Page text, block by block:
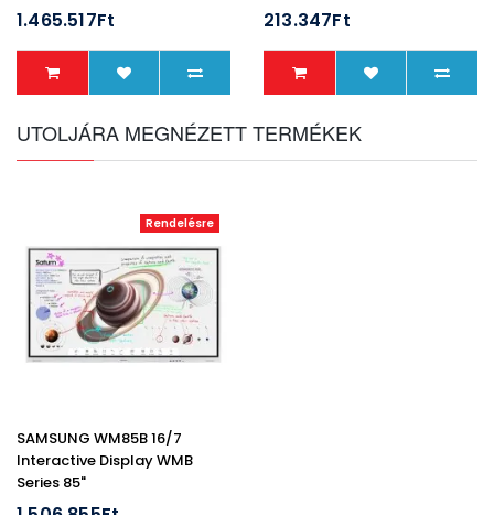
1.465.517Ft 213.347Ft
UTOLJÁRA MEGNÉZETT TERMÉKEK
Rendelésre
SAMSUNG WM85B 16/7
Interactive Display WMB
Series 85"